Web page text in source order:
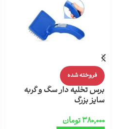
فروخته شده
برس تخلیه دار سگ و گربه
سایز بزرگ
۳۸۰,۰۰۰تومان